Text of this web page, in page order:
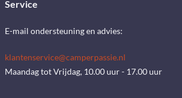
Service
E-mail ondersteuning en advies:
klantenservice@camperpassie.nl
Maandag tot Vrijdag, 10.00 uur - 17.00 uur